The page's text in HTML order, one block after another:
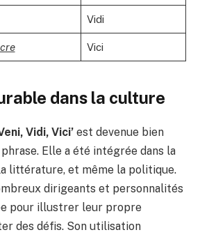
Vidi
Vici
dans la culture
Vidi, Vici’ est devenue bien
Elle a été intégrée dans la
littérature, et même la politique.
dirigeants et personnalités
pour illustrer leur propre
des défis. Son utilisation